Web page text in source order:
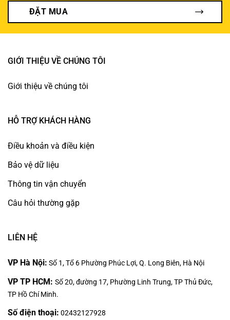
ĐẶT MUA
GIỚI THIỆU VỀ CHÚNG TÔI
Giới thiệu về chúng tôi
HỖ TRỢ KHÁCH HÀNG
Điều khoản và điều kiện
Bảo vệ dữ liệu
Thông tin vận chuyển
Câu hỏi thường gặp
LIÊN HỆ
VP Hà Nội: Số 1, Tổ 6 Phường Phúc Lợi, Q. Long Biên, Hà Nội
VP TP HCM: Số 20, đường 17, Phường Linh Trung, TP Thủ Đức,
TP Hồ Chí Minh.
Số điện thoại: 02432127928